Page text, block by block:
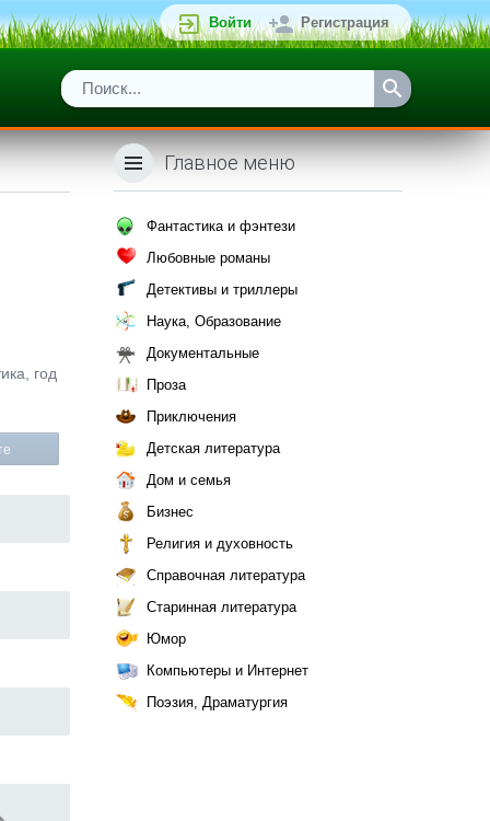
Войти Регистрация
год
Главное меню
Фантастика и фэнтези
Любовные романы
Детективы и триллеры
Наука, Образование
Документальные
Проза
Приключения
Детская литература
Дом и семья
Бизнес
Религия и духовность
Справочная литература
Старинная литература
Юмор
Компьютеры и Интернет
Поэзия, Драматургия